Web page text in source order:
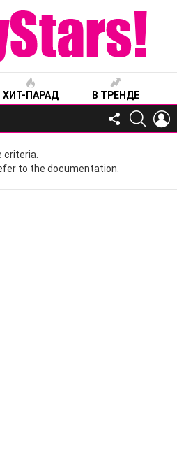
ХИТ-ПАРАД В ТРЕНДЕ
FOLLOW
US
to the documentation.